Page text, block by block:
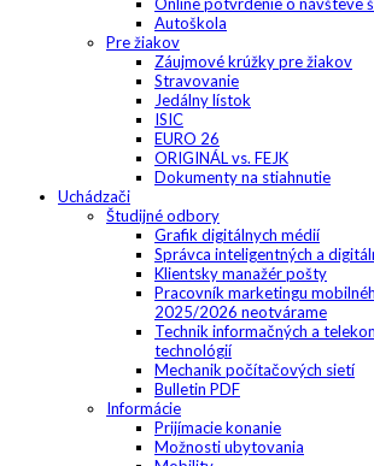
Online potvrdenie o návšteve
Autoškola
Pre žiakov
Záujmové krúžky pre žiakov
Stravovanie
Jedálny lístok
ISIC
EURO 26
ORIGINÁL vs. FEJK
Dokumenty na stiahnutie
Uchádzači
Študijné odbory
Grafik digitálnych médií
Správca inteligentných a
Klientsky manažér pošty
Pracovník marketingu
2025/2026 neotvárame
Technik informačných a
technológií
Mechanik počítačových sietí
Bulletin PDF
Informácie
Prijímacie konanie
Možnosti ubytovania